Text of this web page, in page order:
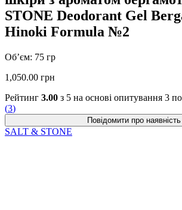
STONE Deodorant Gel
Hinoki Formula №2
Об’єм: 75 гр
1,050.00 грн
Рейтинг 3.00 з 5 на основі опитування 3
(3)
SALT & STONE